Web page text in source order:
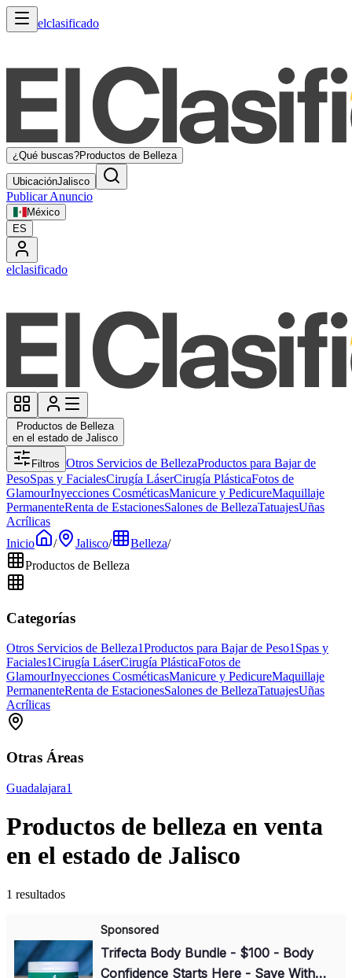
elclasificado
¿Qué buscas?Productos de Belleza
UbicaciónJalisco
Publicar Anuncio
México
ES
elclasificado
Productos de Belleza
en el estado de Jalisco
Filtros Otros Servicios de BellezaProductos para Bajar de
PesoSpas y FacialesCirugía LáserCirugía PlásticaFotos de
GlamourInyecciones CosméticasManicure y PedicureMaquillaje
PermanenteRenta de EstacionesSalones de BellezaTatuajesUñas
Acrílicas
Inicio
/ Jalisco/ Belleza/
Productos de Belleza
Categorías
Otros Servicios de Belleza1Productos para Bajar de Peso1Spas y
Faciales1Cirugía LáserCirugía PlásticaFotos de
GlamourInyecciones CosméticasManicure y PedicureMaquillaje
PermanenteRenta de EstacionesSalones de BellezaTatuajesUñas
Acrílicas
Otras Áreas
Guadalajara1
Productos de belleza en venta
en el estado de Jalisco
1 resultados